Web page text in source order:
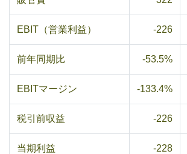
EBIT（営業利益） -226
前年同期比 -53.5%
EBITマージン -133.4%
税引前収益 -226
当期利益 -228